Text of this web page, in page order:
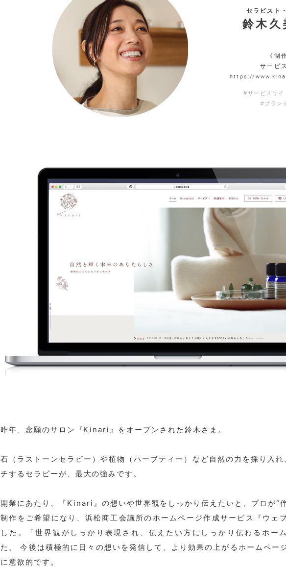
セラピスト
鈴木久
《制
サービ
https://
#サービスサイ
#ブラン
昨年、念願のサロン『Kinari』をオープンされた鈴木さま。
石（ラストーンセラピー）や植物（ハーブティー）など自然の力を採り入れ
チするセラピー が、最大の強みです。
開業にあたり、『Kinari』の想いや世界観をしっかり伝えたいと、プロが“
制作をご希望になり、浜松商工会議所のホームページ作成サービス『ウェ
した。
「世界観がしっかり表現され、伝えたい方にしっかり伝わるホー
た。
今後は積極的に日々の想いを発信して、より効果の上がるホームペー
に意欲的です。